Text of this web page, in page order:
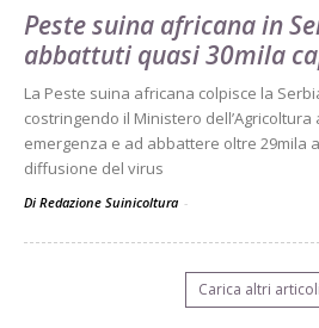
Peste suina africana in
abbattuti quasi 30mila
La Peste suina africana colpisce la
costringendo il Ministero
emergenza e ad abbattere oltre 29mila
diffusione del virus
Di Redazione Suinicoltura -
Carica altri articoli